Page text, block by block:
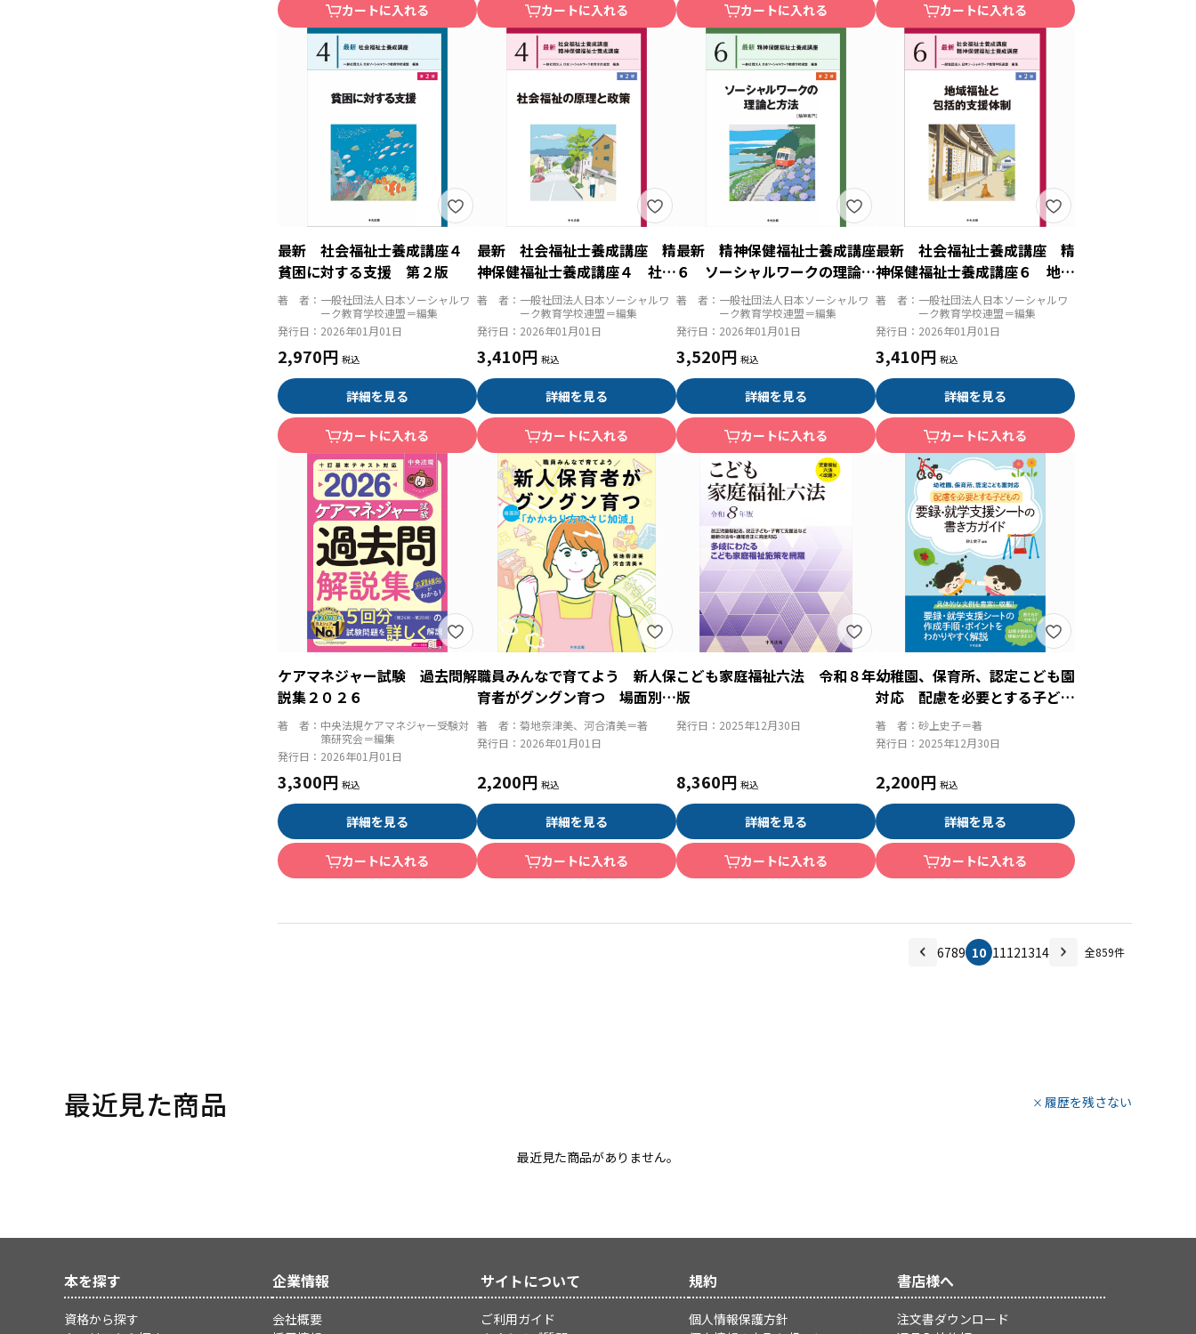
カートに入れる カートに入れる カートに入れる カートに入れる
最新 社会福祉士養成講座４
貧困に対する支援 第２版
著 者： 一般社団法人日本ソーシャルワ
ーク教育学校連盟＝編集
発行日： 2026年01月01日
2,970円
詳細を見る
カートに入れる
最新 社会福祉士養成講座 精
神保健福祉士養成講座４ 社会
福祉の原理と政策 第２版
著 者： 一般社団法人日本ソーシャルワ
ーク教育学校連盟＝編集
発行日： 2026年01月01日
3,410円
詳細を見る
カートに入れる
最新 精神保健福祉士養成講座
６ ソーシャルワークの理論と
方法［精神専門］ 第２版
著 者： 一般社団法人日本ソーシャルワ
ーク教育学校連盟＝編集
発行日： 2026年01月01日
3,520円
詳細を見る
カートに入れる
最新 社会福祉士養成講座 精
神保健福祉士養成講座６ 地域
福祉と包括的支援体制 第２版
著 者： 一般社団法人日本ソーシャルワ
ーク教育学校連盟＝編集
発行日： 2026年01月01日
3,410円
詳細を見る
カートに入れる
ケアマネジャー試験 過去問解
説集２０２６
著 者： 中央法規ケアマネジャー受験対
策研究会＝編集
発行日： 2026年01月01日
3,300円
詳細を見る
カートに入れる
職員みんなで育てよう 新人保
育者がグングン育つ 場面別
「かかわり方のさじ加減」
著 者： 菊地奈津美、河合清美＝著
発行日： 2026年01月01日
2,200円
詳細を見る
カートに入れる
こども家庭福祉六法 令和８年
版
発行日： 2025年12月30日
8,360円
詳細を見る
カートに入れる
幼稚園、保育所、認定こども園
対応 配慮を必要とする子ども
の要録・就学支援シートの書き
方ガイド
著 者： 砂上史子＝著
発行日： 2025年12月30日
2,200円
詳細を見る
カートに入れる
6789 10 11121314 全859件
最近見た商品
最近見た商品がありません。
履歴を残さない
本を探す
資格から探す
企業情報
会社概要
サイトについて
ご利用ガイド
規約
個人情報保護方針
書店様へ
注文書ダウンロード